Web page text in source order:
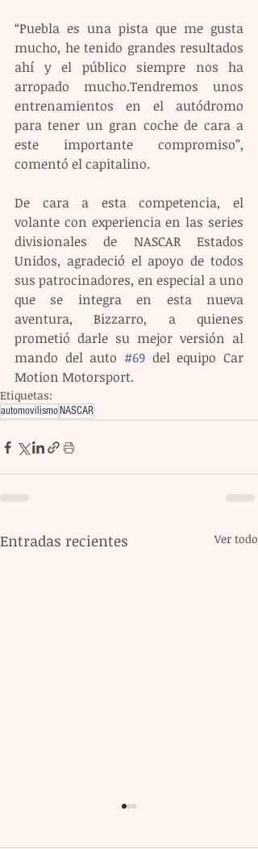
“Puebla es una pista que me gusta
mucho, he tenido grandes resultados
ahí y el público siempre nos ha
arropado mucho.Tendremos unos
entrenamientos en el autódromo
para tener un gran coche de cara a
este importante compromiso”,
comentó el capitalino.
De cara a esta competencia, el
volante con experiencia en las series
divisionales de NASCAR Estados
Unidos, agradeció el apoyo de todos
sus patrocinadores, en especial a uno
que se integra en esta nueva
aventura, Bizzarro, a quienes
prometió darle su mejor versión al
mando del auto #69 del equipo Car
Motion Motorsport.
Etiquetas:
automovilismoNASCAR
Entradas recientes Ver todo